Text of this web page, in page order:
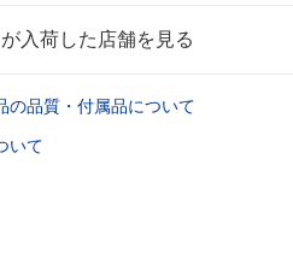
入荷した店舗を見る
の品質・付属品について
いて